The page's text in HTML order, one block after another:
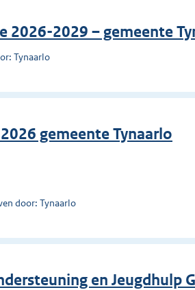
2026-2029 – gemeente
Tynaarlo
gemeente Tynaarlo
door: Tynaarlo
en Jeugdhulp